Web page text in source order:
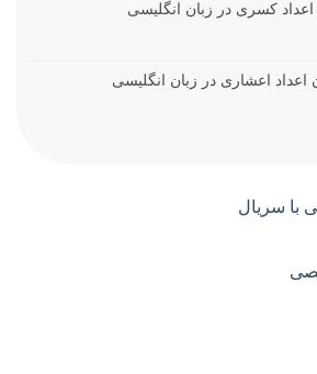
اعداد کسری در زبان انگلیسی
اعداد اعشاری در زبان انگلیسی